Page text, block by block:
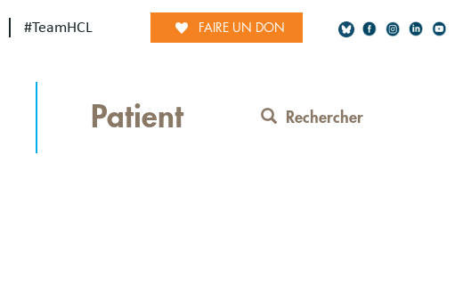
#TeamHCL FAIRE UN DON
Network
Patient Rechercher